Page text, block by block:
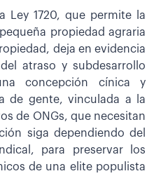
Ley 1720, que permite la
propiedad agraria
deja en evidencia
atraso y subdesarrollo
concepción cínica y
de gente, vinculada a la
de ONGs, que necesitan
siga dependiendo del
para preservar los
de una elite populista